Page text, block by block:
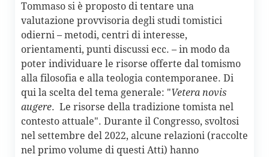
Tommaso si è proposto di tentare una
valutazione provvisoria degli studi tomistici
odierni – metodi, centri di interesse,
orientamenti, punti discussi ecc. – in modo da
poter individuare le risorse offerte dal tomismo
alla filosofia e alla teologia contemporanee. Di
qui la scelta del tema generale: "Vetera novis
augere. Le risorse della tradizione tomista nel
contesto attuale". Durante il Congresso, svoltosi
nel settembre del 2022, alcune relazioni (raccolte
nel primo volume di questi Atti) hanno